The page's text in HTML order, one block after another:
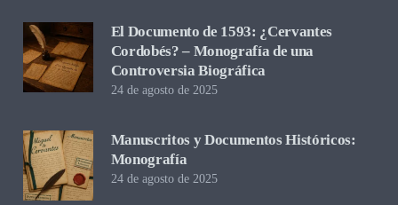
El Documento de 1593: ¿Cervantes
Cordobés? – Monografía de una
Controversia Biográfica
24 de agosto de 2025
Manuscritos y Documentos Históricos:
Monografía
24 de agosto de 2025